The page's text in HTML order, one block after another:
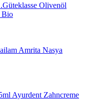
Olivenöl
Bio
Amrita Nasya
Ayurdent Zahncreme